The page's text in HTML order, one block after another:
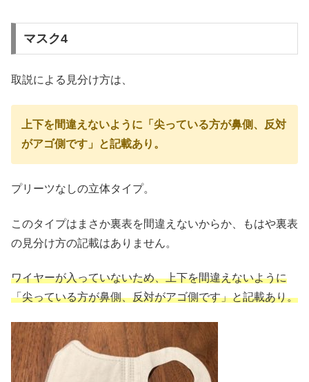
マスク4
取説による見分け方は、
上下を間違えないように「尖っている方が鼻側、反対
がアゴ側です」と記載あり。
プリーツなしの立体タイプ。
このタイプはまさか裏表を間違えないからか、もはや裏表
の見分け方の記載はありません。
ワイヤーが入っていないため、上下を間違えないように
「尖っている方が鼻側、反対がアゴ側です」と記載あり。